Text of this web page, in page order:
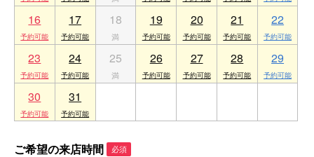
16 17 18 19 20 21 22
23 24 25 26 27 28 29
30 31
ご希望の来店時間 必須